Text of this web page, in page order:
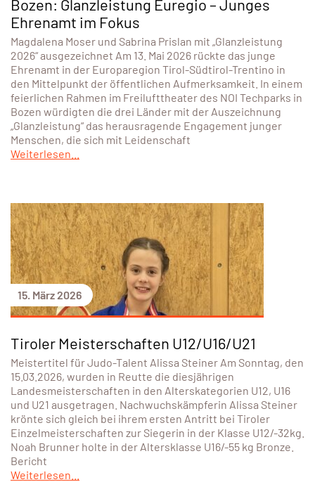
Bozen: Glanzleistung Euregio – Junges
Ehrenamt im Fokus
Magdalena Moser und Sabrina Prislan mit „Glanzleistung
2026“ ausgezeichnet Am 13. Mai 2026 rückte das junge
Ehrenamt in der Europaregion Tirol-Südtirol-Trentino in
den Mittelpunkt der öffentlichen Aufmerksamkeit. In einem
feierlichen Rahmen im Freilufttheater des NOI Techparks in
Bozen würdigten die drei Länder mit der Auszeichnung
„Glanzleistung“ das herausragende Engagement junger
Menschen, die sich mit Leidenschaft
Weiterlesen...
15. März 2026
Tiroler Meisterschaften U12/U16/U21
Meistertitel für Judo-Talent Alissa Steiner Am Sonntag, den
15.03.2026, wurden in Reutte die diesjährigen
Landesmeisterschaften in den Alterskategorien U12, U16
und U21 ausgetragen. Nachwuchskämpferin Alissa Steiner
krönte sich gleich bei ihrem ersten Antritt bei Tiroler
Einzelmeisterschaften zur Siegerin in der Klasse U12/-32kg.
Noah Brunner holte in der Altersklasse U16/-55 kg Bronze.
Bericht
Weiterlesen...